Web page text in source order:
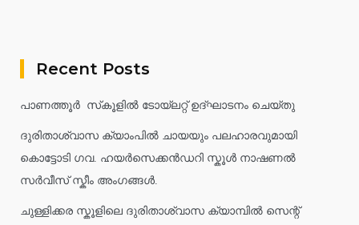
Recent Posts
പാണത്തൂർ സ്‌കൂളിൽ ടോയ്ലറ്റ് ഉദ്ഘാടനം ചെയ്തു
ദുരിതാശ്വാസ ക്യാംപിൽ ചായയും പലഹാരവുമായി
കൊട്ടോടി ഗവ. ഹയർസെക്കൻഡറി സ്കൂൾ നാഷണൽ
സർവീസ് സ്കീം അംഗങ്ങൾ.
ചുള്ളിക്കര സ്കൂളിലെ ദുരിതാശ്വാസ ക്യാമ്പിൽ സെന്റ്